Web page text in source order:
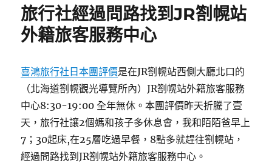
旅行社經過問路找到JR劄幌站
外籍旅客服務中心
喜鴻旅行社日本團評價是在JR劄幌站西側大廳北口的
（北海道劄幌觀光導覽所內）JR劄幌站外籍旅客服務
中心8:30-19:00 全年無休。本團評價昨天折騰了壹
天，旅行社讓2個媽和孩子多休息會，我和陌陌爸早上
7；30起床,在25層吃過早餐，8點多就趕往劄幌站，
經過問路找到JR劄幌站外籍旅客服務中心。